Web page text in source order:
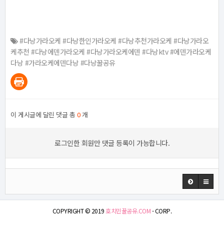
#다낭가라오케 #다낭한인가라오케 #다낭추천가라오케 #다낭가라오
케추천 #다낭에덴가라오케 #다낭가라오케에덴 #다낭ktv #에덴가라오케
다낭 #가라오케에덴다낭 #다낭꿀공유
이 게시글에 달린 댓글 총 0개
로그인한 회원만 댓글 등록이 가능합니다.
COPYRIGHT © 2019호치민꿀공유.COM- CORP.